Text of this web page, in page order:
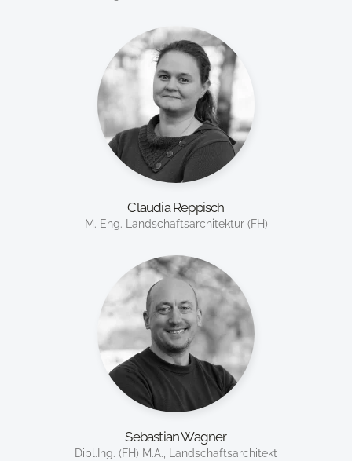
Claudia Reppisch
M. Eng. Landschaftsarchitektur (FH)
Sebastian Wagner
Dipl.Ing. (FH) M.A., Landschaftsarchitekt